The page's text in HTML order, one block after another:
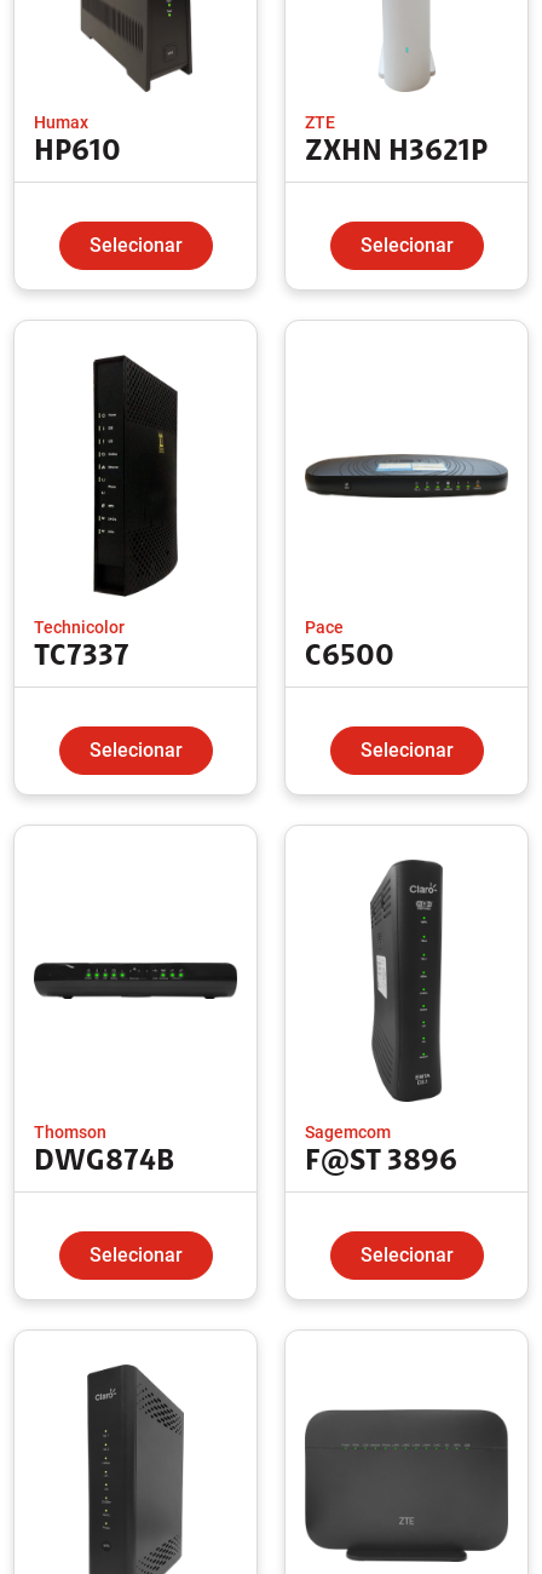
Humax
HP610
Selecionar
ZTE
ZXHN H3621P
Selecionar
Technicolor
TC7337
Selecionar
Pace
C6500
Selecionar
Thomson
DWG874B
Selecionar
Sagemcom
F@ST 3896
Selecionar